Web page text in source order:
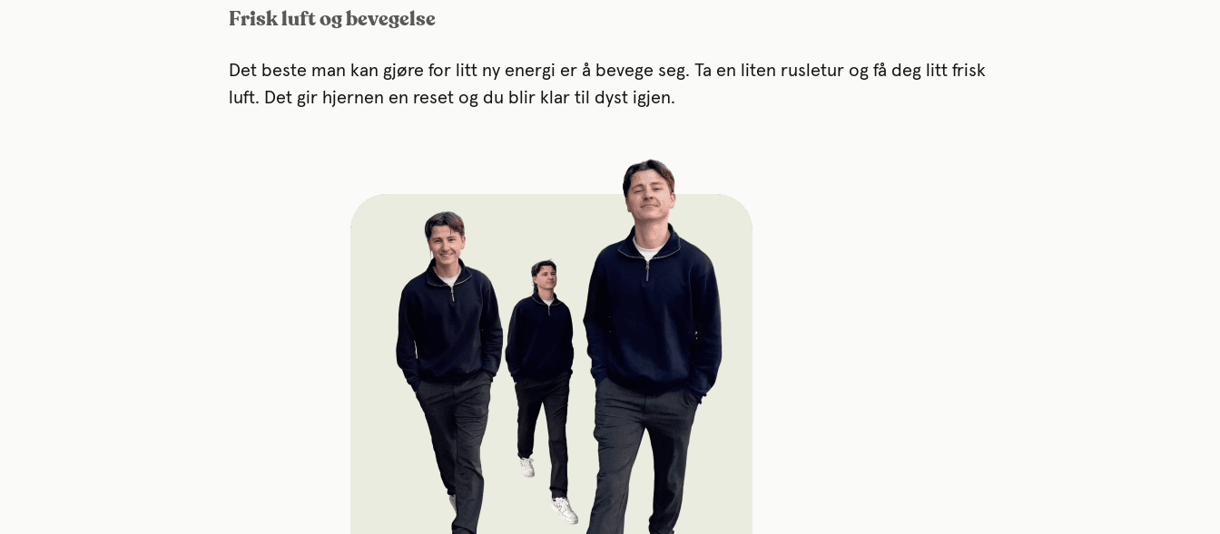
Frisk luft og bevegelse
Det beste man kan gjøre for litt ny energi er å bevege seg. Ta en liten rusletur og få deg litt frisk
luft. Det gir hjernen en reset og du blir klar til dyst igjen.